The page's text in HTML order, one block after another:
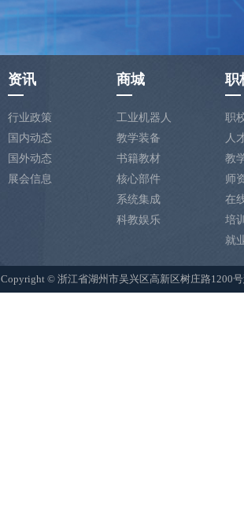
资讯
行业政策
国内动态
国外动态
展会信息
商城
工业机器人
教学装备
书籍教材
核心部件
系统集成
科教娱乐
职
职
人
教
师
在
培
就
Copyright © 浙江省湖州市吴兴区高新区树庄路